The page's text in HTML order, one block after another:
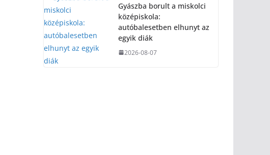
Gyászba borult a miskolci
középiskola:
autóbalesetben elhunyt az
egyik diák
2026-08-07